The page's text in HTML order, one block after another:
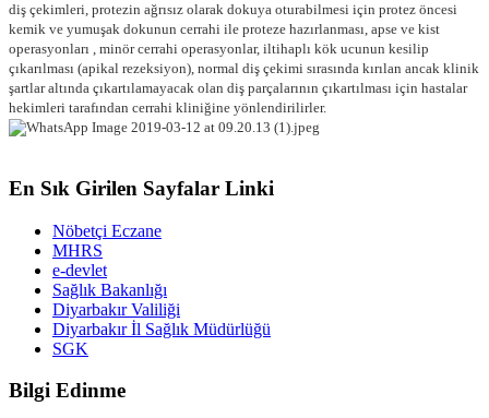
diş çekimleri, protezin ağrısız olarak dokuya oturabilmesi için protez öncesi
kemik ve yumuşak dokunun cerrahi ile proteze hazırlanması, apse ve kist
operasyonları , minör cerrahi operasyonlar, iltihaplı kök ucunun kesilip
çıkarılması (apikal rezeksiyon), normal diş çekimi sırasında kırılan ancak klinik
şartlar altında çıkartılamayacak olan diş parçalarının çıkartılması için hastalar
hekimleri tarafından cerrahi kliniğine yönlendirilirler.
En Sık Girilen Sayfalar Linki
Nöbetçi Eczane
MHRS
e-devlet
Sağlık Bakanlığı
Diyarbakır Valiliği
Diyarbakır İl Sağlık Müdürlüğü
SGK
Bilgi Edinme